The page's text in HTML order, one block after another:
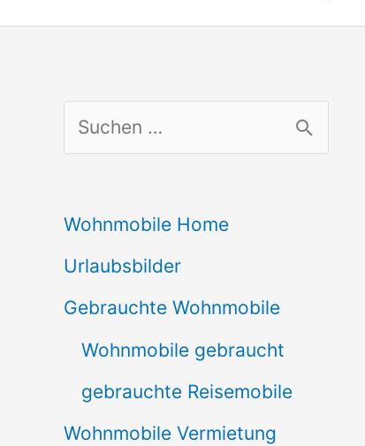
u
h
e
n
Wohnmobile Home
Urlaubsbilder
Gebrauchte Wohnmobile
Wohnmobile gebraucht
gebrauchte Reisemobile
Wohnmobile Vermietung